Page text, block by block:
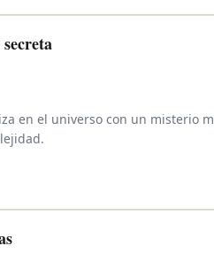
en el universo con un misterio